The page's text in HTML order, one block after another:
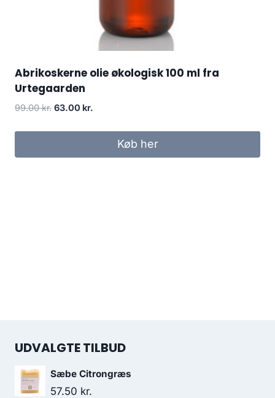
Abrikoskerne olie økologisk 100 ml fra
Urtegaarden
99.00kr. Den
63.00 kr.
Køb her
UDVALGTE TILBUD
Sæbe Citrongræs
57.50 kr.